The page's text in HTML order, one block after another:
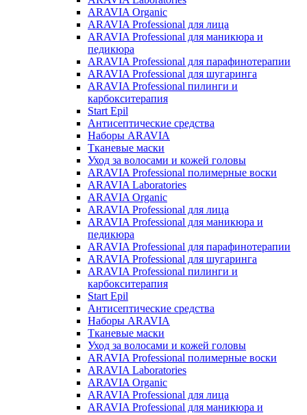
ARAVIA Organic
ARAVIA Professional для лица
ARAVIA Professional для маникюра и
педикюра
ARAVIA Professional для парафинотерапии
ARAVIA Professional для шугаринга
ARAVIA Professional пилинги и
карбокситерапия
Start Epil
Антисептические средства
Наборы ARAVIA
Тканевые маски
Уход за волосами и кожей головы
ARAVIA Professional полимерные воски
ARAVIA Laboratories
ARAVIA Organic
ARAVIA Professional для лица
ARAVIA Professional для маникюра и
педикюра
ARAVIA Professional для парафинотерапии
ARAVIA Professional для шугаринга
ARAVIA Professional пилинги и
карбокситерапия
Start Epil
Антисептические средства
Наборы ARAVIA
Тканевые маски
Уход за волосами и кожей головы
ARAVIA Professional полимерные воски
ARAVIA Laboratories
ARAVIA Organic
ARAVIA Professional для лица
ARAVIA Professional для маникюра и